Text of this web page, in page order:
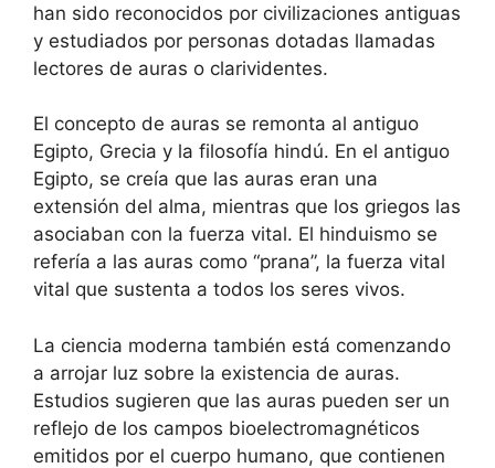
han sido reconocidos por civilizaciones antiguas
y estudiados por personas dotadas llamadas
lectores de auras o clarividentes.
El concepto de auras se remonta al antiguo
Egipto, Grecia y la filosofía hindú. En el antiguo
Egipto, se creía que las auras eran una
extensión del alma, mientras que los griegos las
asociaban con la fuerza vital. El hinduismo se
refería a las auras como “prana”, la fuerza vital
vital que sustenta a todos los seres vivos.
La ciencia moderna también está comenzando
a arrojar luz sobre la existencia de auras.
Estudios sugieren que las auras pueden ser un
reflejo de los campos bioelectromagnéticos
emitidos por el cuerpo humano, que contienen